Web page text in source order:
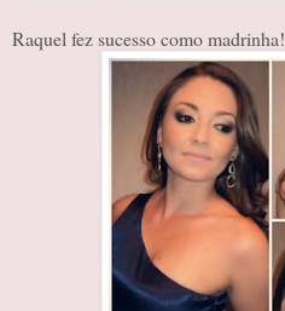
Raquel fez sucesso como madrinha!